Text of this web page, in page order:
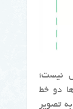
نیست؛
دو خط
تصویر